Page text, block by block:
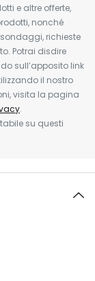
e altre offerte,
nonché
richieste
Potrai disdire
sull’apposito link
il nostro
visita la pagina
.
su questi